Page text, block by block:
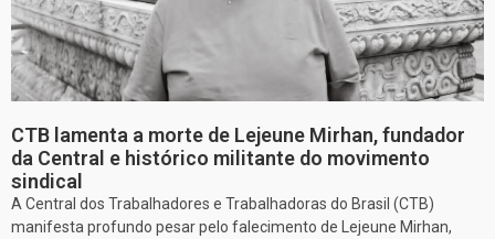
CTB lamenta a morte de Lejeune Mirhan, fundador
da Central e histórico militante do movimento
sindical
A Central dos Trabalhadores e Trabalhadoras do Brasil (CTB)
manifesta profundo pesar pelo falecimento de Lejeune Mirhan,